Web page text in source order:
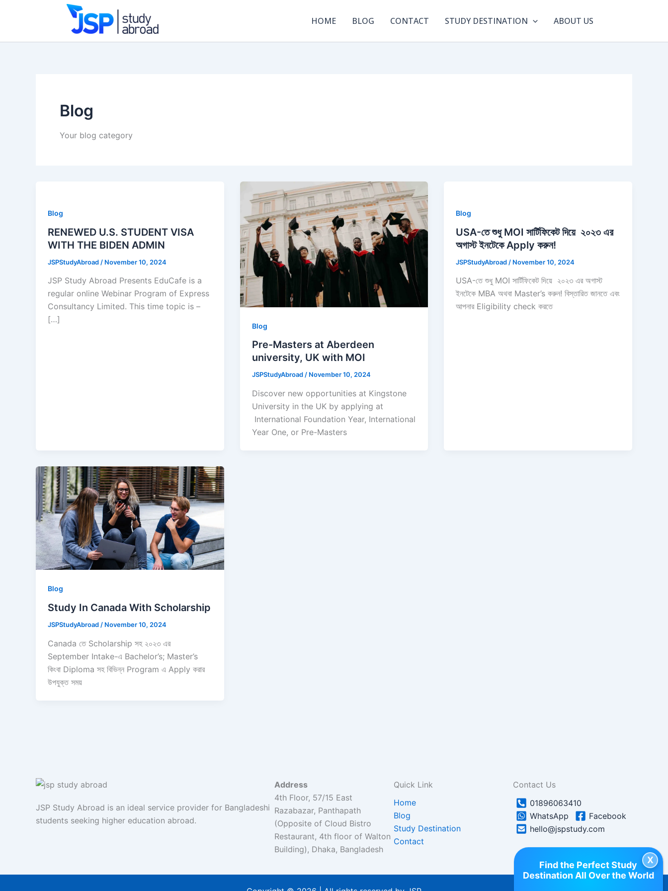
HOME BLOG CONTACT STUDY DESTINATION ABOUT US
Blog
Your blog category
Blog
RENEWED U.S. STUDENT VISA
WITH THE BIDEN ADMIN
JSPStudyAbroad / November 10, 2024
JSP Study Abroad Presents EduCafe is a
regular online Webinar Program of Express
Consultancy Limited. This time topic is –
[…]
Blog
Pre-Masters at Aberdeen
university, UK with MOI
JSPStudyAbroad/ November 10, 2024
Discover new opportunities at Kingstone
University in the UK by applying at
International Foundation Year, International
Year One, or Pre-Masters
Blog
USA-তে শুধু MOI সার্টিফিকেট দিয়ে ২০২৩ এর
অগাস্ট ইনটেকে Apply করুন!
JSPStudyAbroad / November 10, 2024
USA-তে শুধু MOI সার্টিফিকেট দিয়ে ২০২৩ এর অগাস্ট
ইনটেকে MBA অথবা Master’s করুন! বিস্তারিত জানতে এবং
আপনার Eligibility check করতে
Blog
Study In Canada With Scholarship
JSPStudyAbroad / November 10, 2024
Canada তে Scholarship সহ ২০২৩ এর
September Intake-এ Bachelor’s; Master’s
কিংবা Diploma সহ বিভিন্ন Program এ Apply করার
উপযুক্ত সময়
JSP Study Abroad is an ideal service provider for Bangladeshi
students seeking higher education abroad.
Address
4th Floor, 57/15 East
Razabazar, Panthapath
(Opposite of Cloud Bistro
Restaurant, 4th floor of Walton
Building), Dhaka, Bangladesh
Quick Link
Home
Blog
Study Destination
Contact
Contact Us
01896063410
WhatsApp
Facebook
hello@jspstudy.com
Find the Perfect Study
Destination All Over the World